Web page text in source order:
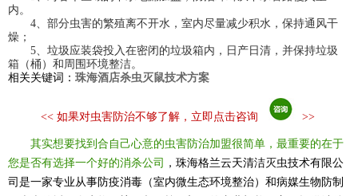
内。
4、部分虫害的繁殖离不开水，室内尽量减少积水，保持通风干
燥；
5、垃圾应装袋投入在密闭的垃圾箱内，日产日清，并保持垃圾
箱（桶）和周围环境整洁。
相关关键词： 珠海酒店杀虫灭鼠技术方案
<< 如果对虫害防治不够了解，立即点击咨询 >>
其实想要找到合自己心意的虫害防治加盟很简单，最重要的在于
您是否有选择一个好的消杀公司
，珠海格兰云天清洁灭虫技术有限公
司是一家专业从事防疫消毒（室内微生态环境整治）和病媒生物防制